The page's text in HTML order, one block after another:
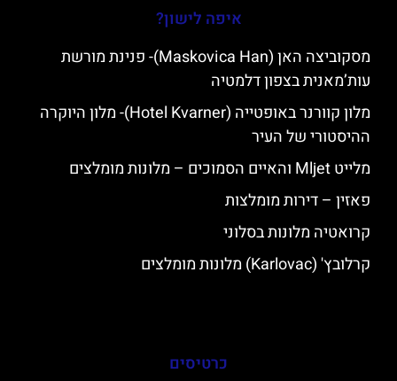
איפה לישון?
מסקוביצה האן (Maskovica Han)- פנינת מורשת
עות’מאנית בצפון דלמטיה
מלון קוורנר באופטייה (Hotel Kvarner)- מלון היוקרה
ההיסטורי של העיר
מלייט Mljet והאיים הסמוכים – מלונות מומלצים
פאזין – דירות מומלצות
קרואטיה מלונות בסלוני
קרלובץ' (Karlovac) מלונות מומלצים
כרטיסים